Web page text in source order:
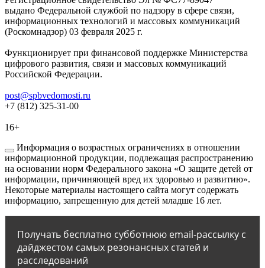
выдано Федеральной службой по надзору в сфере связи,
информационных технологий и массовых коммуникаций
(Роскомнадзор) 03 февраля 2025 г.
Функционирует при финансовой поддержке Министерства
цифрового развития, связи и массовых коммуникаций
Российской Федерации.
post@spbvedomosti.ru
+7 (812) 325-31-00
16+
Информация о возрастных ограничениях в отношении
информационной продукции, подлежащая распространению
на основании норм Федерального закона «О защите детей от
информации, причиняющей вред их здоровью и развитию».
Некоторые материалы настоящего сайта могут содержать
информацию, запрещенную для детей младше 16 лет.
Получать бесплатно субботнюю email-рассылку с
дайджестом самых резонансных статей и
расследований